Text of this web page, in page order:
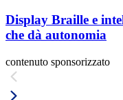
Display Braille e
che dà autonomia
contenuto sponsorizzato